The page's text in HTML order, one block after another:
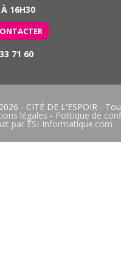
16H30
71 60
- CITÉ DE L'ESPOIR-
légales - Politique de
par ESI-Informatique.com -